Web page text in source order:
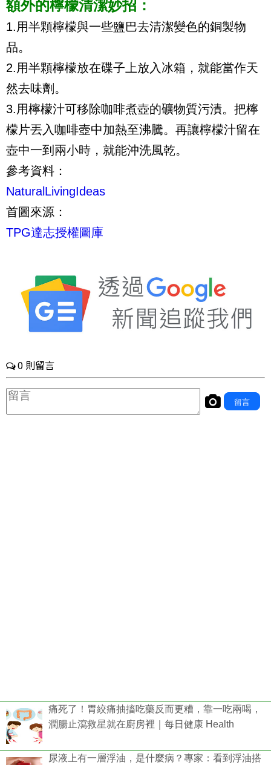
額外的檸檬清潔妙招：
1.用半顆檸檬與一些鹽巴去清潔變色的銅製物
品。
2.用半顆檸檬放在碟子上放入冰箱，就能當作天
然去味劑。
3.用檸檬汁可移除咖啡煮壺的礦物質污漬。把檸
檬片丟入咖啡壺中加熱至沸騰。再讓檸檬汁留在
壺中一到兩小時，就能沖洗風乾。
參考資料：
NaturalLivingIdeas
首圖來源：
TPG達志授權圖庫
痛死了！胃絞痛抽搐吃藥反而更糟，靠一吃兩喝，
潤腸止瀉救星就在廚房裡｜每日健康 Health
尿液上有一層浮油，是什麼病？專家：看到浮油搭